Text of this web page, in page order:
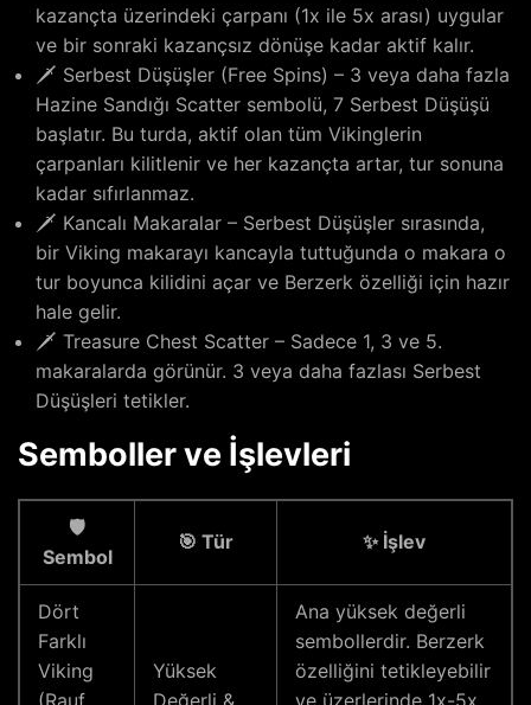
kazançta üzerindeki çarpanı (1x ile 5x arası) uygular
ve bir sonraki kazançsız dönüşe kadar aktif kalır.
🗡️ Serbest Düşüşler (Free Spins) – 3 veya daha fazla
Hazine Sandığı Scatter sembolü, 7 Serbest Düşüşü
başlatır. Bu turda, aktif olan tüm Vikinglerin
çarpanları kilitlenir ve her kazançta artar, tur sonuna
kadar sıfırlanmaz.
🗡️ Kancalı Makaralar – Serbest Düşüşler sırasında,
bir Viking makarayı kancayla tuttuğunda o makara o
tur boyunca kilidini açar ve Berzerk özelliği için hazır
hale gelir.
🗡️ Treasure Chest Scatter – Sadece 1, 3 ve 5.
makaralarda görünür. 3 veya daha fazlası Serbest
Düşüşleri tetikler.
Semboller ve İşlevleri
🛡️
Sembol
🎯 Tür ✨ İşlev
Dört
Farklı
Viking
Yüksek
Ana yüksek değerli
sembollerdir. Berzerk
özelliğini tetikleyebilir